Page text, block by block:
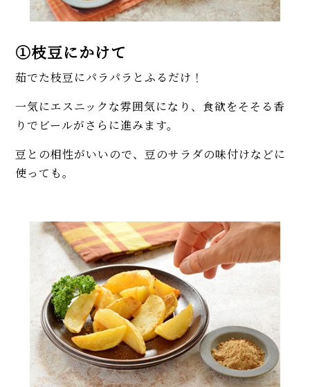
①枝豆にかけて
茹でた枝豆にパラパラとふるだけ！
一気にエスニックな雰囲気になり、食欲をそそる香
りでビールがさらに進みます。
豆との相性がいいので、豆のサラダの味付けなどに
使っても。